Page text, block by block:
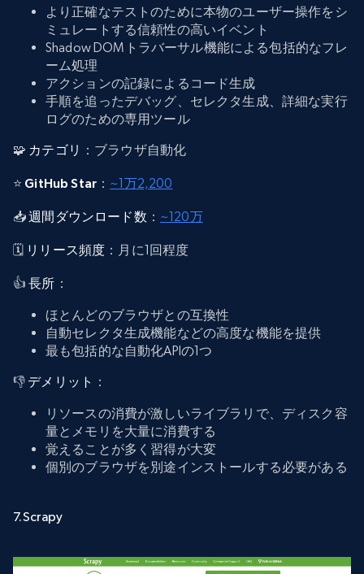
より正確なテストのために本物のユーザー操作をシ
ミュレートする信頼性の高いイベント
Shadow DOMトラバーサル機能による包括的なフレ
ーム処理
アクションの記録によるコード生成
手順を追ったデバッグ、セレクタ生成、詳細な実行
ログのための専用ツール
🧩 カテゴリ ：ブラウザ自動化
⭐ GitHub Star ： ~1万2,200
📥週間ダウンロード数 ： ~120万
🗓️ リリース頻度 ：月に1回程度
👍長所 ：
ほとんどのブラウザとの互換性
自動セレクタ生成機能などの高度な機能を提供
最も包括的な自動化APIの1つ
👎 デメリット ：
リソースの消費が激しいライブラリで、ディスク容
量とメモリを大量に消費する
覚えることが多く習得が大変
個別のブラウザを別途インストールする必要がある
7.Scrapy